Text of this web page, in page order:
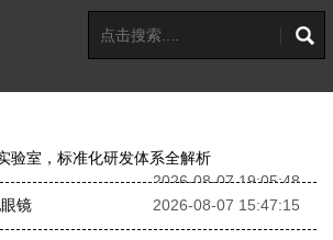
验室，标准化研发体系全解析
2026-08-07 19:05:48
镜
2026-08-07 15:47:15